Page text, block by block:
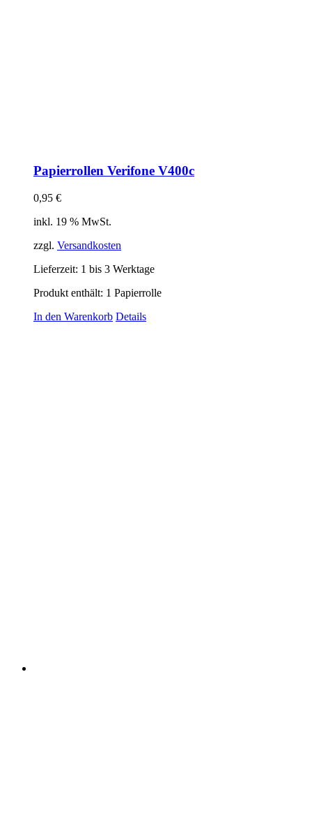
Papierrollen Verifone V400c
0,95 €
inkl. 19 % MwSt.
zzgl. Versandkosten
Lieferzeit: 1 bis 3 Werktage
Produkt enthält: 1 Papierrolle
In den Warenkorb Details